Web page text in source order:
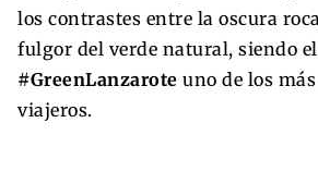
los contrastes entre la oscura
fulgor del verde natural, siendo
#GreenLanzarote uno de los
viajeros.